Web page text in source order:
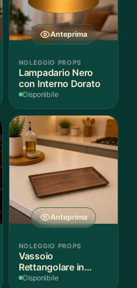
Anteprima
NOLEGGIO PROPS
Lampadario Nero
con Interno Dorato
Disponibile
Anteprima
NOLEGGIO PROPS
Vassoio
Rettangolare in
Legno Scuro
Disponibile